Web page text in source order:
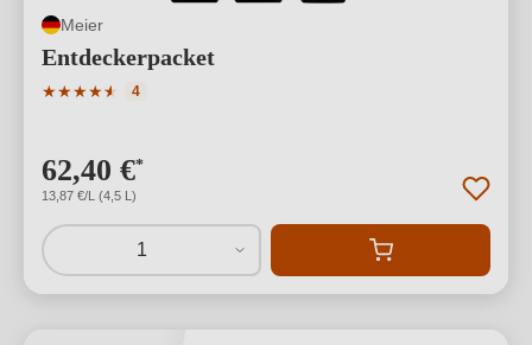
Meier
Entdeckerpacket
★★★★★
★
Durchschnittliche Bewertung von 4.5 von 5 Sternen
4
62,40 €*
13,87 €/L (4,5 L)
1